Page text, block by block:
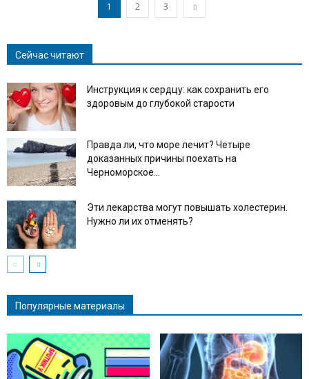
1 2 3
Сейчас читают
Инструкция к сердцу: как сохранить его
здоровым до глубокой старости
Правда ли, что море лечит? Четыре
доказанных причины поехать на
Черноморское...
Эти лекарства могут повышать холестерин.
Нужно ли их отменять?
Популярные материалы